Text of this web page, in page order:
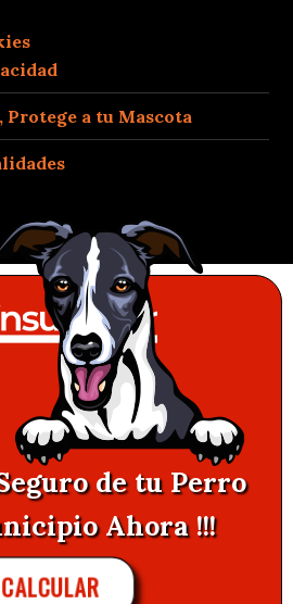
Protege a tu Mascota
de tu Perro
Ahora !!!
CALCULAR